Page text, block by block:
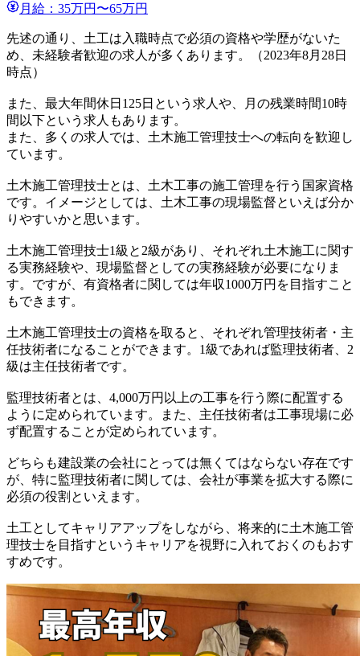
月給：35万円〜65万円
先述の通り、土工は入職時点で必須の資格や学歴がないた
め、未経験者歓迎の求人が多くあります。（2023年8月28日
時点）
また、最大年間休日125日という求人や、月の残業時間10時
間以下という求人もあります。
また、多くの求人では、土木施工管理技士への転向を歓迎し
ています。
土木施工管理技士とは、土木工事の施工管理を行う国家資格
です。イメージとしては、土木工事の現場監督といえば分か
りやすいかと思います。
土木施工管理技士1級と2級があり、それぞれ土木施工に関す
る実務経験や、現場監督としての実務経験が必要になりま
す。ですが、有資格者に関しては年収1000万円を目指すこと
もできます。
土木施工管理技士の資格を取ると、それぞれ管理技術者・主
任技術者になることができます。1級であれば監理技術者、2
級は主任技術者です。
監理技術者とは、4,000万円以上の工事を行う際に配置する
ように定められています。また、主任技術者は工事現場に必
ず配置することが定められています。
どちらも建設業の会社にとっては無くてはならない存在です
が、特に監理技術者に関しては、会社が事業を拡大する際に
必須の役割といえます。
土工としてキャリアアップをしながら、将来的に土木施工管
理技士を目指すというキャリアを視野に入れておくのもおす
すめです。